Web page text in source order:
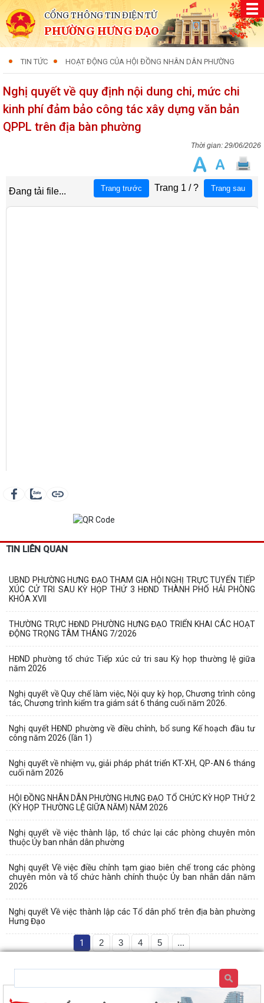
CỔNG THÔNG TIN ĐIỆN TỬ
PHƯỜNG HƯNG ĐẠO
TIN TỨC HOẠT ĐỘNG CỦA HỘI ĐỒNG NHÂN DÂN PHƯỜNG
Nghị quyết về quy định nội dung chi, mức chi
kinh phí đảm bảo công tác xây dựng văn bản
QPPL trên địa bàn phường
29/06/2026
TIN LIÊN QUAN
UBND PHƯỜNG HƯNG ĐẠO THAM GIA HỘI NGHỊ TRỰC TUYẾN TIẾP
XÚC CỬ TRI SAU KỲ HỌP THỨ 3 HĐND THÀNH PHỐ HẢI PHÒNG
KHÓA XVII
THƯỜNG TRỰC HĐND PHƯỜNG HƯNG ĐẠO TRIỂN KHAI CÁC HOẠT
ĐỘNG TRỌNG TÂM THÁNG 7/2026
HĐND phường tổ chức Tiếp xúc cử tri sau Kỳ họp thường lệ giữa
năm 2026
Nghị quyết về Quy chế làm việc, Nội quy kỳ họp, Chương trình công
tác, Chương trình kiểm tra giám sát 6 tháng cuối năm 2026.
Nghị quyết HĐND phường về điều chỉnh, bổ sung Kế hoạch đầu tư
công năm 2026 (lần 1)
Nghị quyết về nhiệm vụ, giải pháp phát triển KT-XH, QP-AN 6 tháng
cuối năm 2026
HỘI ĐỒNG NHÂN DÂN PHƯỜNG HƯNG ĐẠO TỔ CHỨC KỲ HỌP THỨ 2
(KỲ HỌP THƯỜNG LỆ GIỮA NĂM) NĂM 2026
Nghị quyết về việc thành lập, tổ chức lại các phòng chuyên môn
thuộc Ủy ban nhân dân phường
Nghị quyết Về việc điều chỉnh tạm giao biên chế trong các phòng
chuyên môn và tổ chức hành chính thuộc Ủy ban nhân dân năm
2026
Nghị quyết Về việc thành lập các Tổ dân phố trên địa bàn phường
Hưng Đạo
1 2 3 4 5 ...